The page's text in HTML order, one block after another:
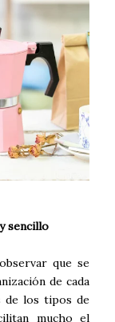
sencillo
que se
de cada
de los tipos de
mucho el